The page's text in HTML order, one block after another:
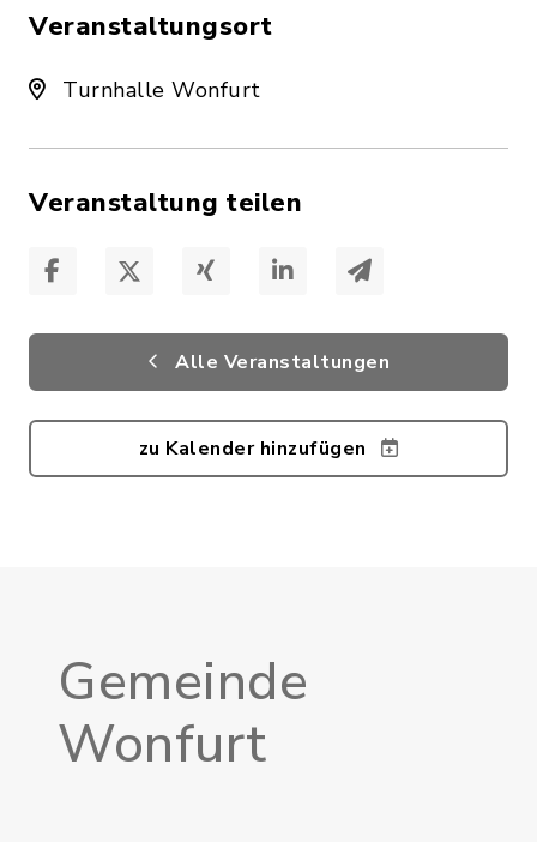
Veranstaltungsort
Turnhalle Wonfurt
Veranstaltung teilen
Alle Veranstaltungen
zu Kalender hinzufügen
Gemeinde
Wonfurt